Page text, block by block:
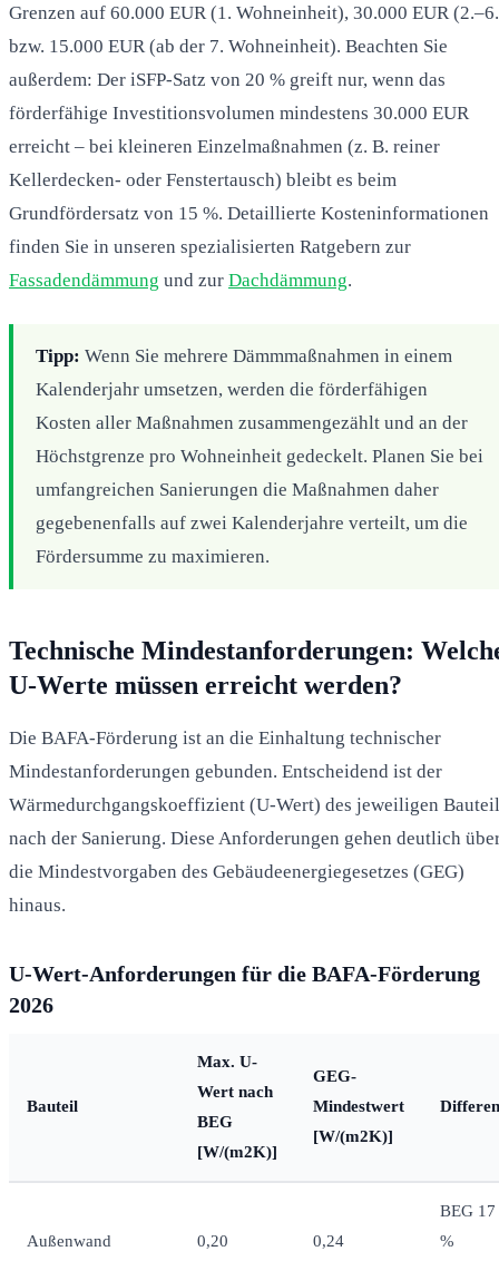
Grenzen auf 60.000 EUR (1. Wohneinheit), 30.000 EUR
bzw. 15.000 EUR (ab der 7. Wohneinheit). Beachten Sie
außerdem: Der iSFP-Satz von 20 % greift nur, wenn das
förderfähige Investitionsvolumen mindestens 30.000 EUR
erreicht – bei kleineren Einzelmaßnahmen (z. B. reiner
Kellerdecken- oder Fenstertausch) bleibt es beim
Grundfördersatz von 15 %. Detaillierte Kosteninformationen
finden Sie in unseren spezialisierten Ratgebern zur
Fassadendämmung und zur Dachdämmung.
Tipp: Wenn Sie mehrere Dämmmaßnahmen in einem
Kalenderjahr umsetzen, werden die förderfähigen
Kosten aller Maßnahmen zusammengezählt und an der
Höchstgrenze pro Wohneinheit gedeckelt. Planen Sie bei
umfangreichen Sanierungen die Maßnahmen daher
gegebenenfalls auf zwei Kalenderjahre verteilt, um die
Fördersumme zu maximieren.
Technische Mindestanforderungen:
U-Werte müssen erreicht werden?
Die BAFA-Förderung ist an die Einhaltung technischer
Mindestanforderungen gebunden. Entscheidend ist der
Wärmedurchgangskoeffizient (U-Wert) des jeweiligen
nach der Sanierung. Diese Anforderungen gehen deutlich
die Mindestvorgaben des Gebäudeenergiegesetzes (GEG)
hinaus.
U-Wert-Anforderungen für die BAFA-Förderung
2026
Bauteil
Max. U-
Wert nach
BEG
[W/(m2K)]
GEG-
Mindestwert
[W/(m2K)]
Außenwand 0,20 0,24
BEG 17
%